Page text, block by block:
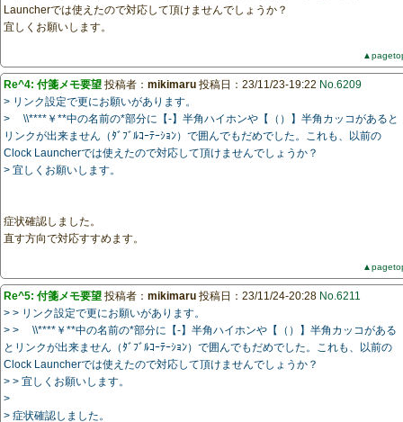
Launcherでは使えたので対応して頂けませんでしょうか？
宜しくお願いします。
Re^4: 付箋メモ要望 投稿者： mikimaru 投稿日：23/11/23-19:22 No.6209
> リンク設定で更にお願いがあります。
> \\****￥**中の名前の*部分に【-】半角ハイホンや【（）】半角カッコがあると
リンクが出来ません（ﾀﾞﾌﾞﾙｺｰﾃｰｼｮﾝ）で囲んでもだめでした。これも、以前の
Clock Launcherでは使えたので対応して頂けませんでしょうか？
> 宜しくお願いします。
症状確認しました。
直す方向で対応すすめます。
Re^5: 付箋メモ要望 投稿者： mikimaru 投稿日：23/11/24-20:28 No.6211
> > リンク設定で更にお願いがあります。
> > \\****￥**中の名前の*部分に【-】半角ハイホンや【（）】半角カッコがある
とリンクが出来ません（ﾀﾞﾌﾞﾙｺｰﾃｰｼｮﾝ）で囲んでもだめでした。これも、以前の
Clock Launcherでは使えたので対応して頂けませんでしょうか？
> > 宜しくお願いします。
>
> 症状確認しました。